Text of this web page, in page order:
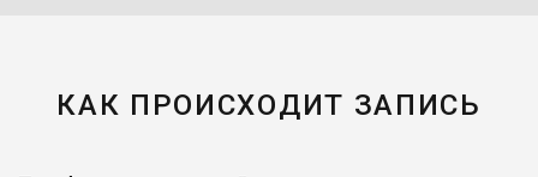
КАК ПРОИСХОДИТ ЗАПИСЬ